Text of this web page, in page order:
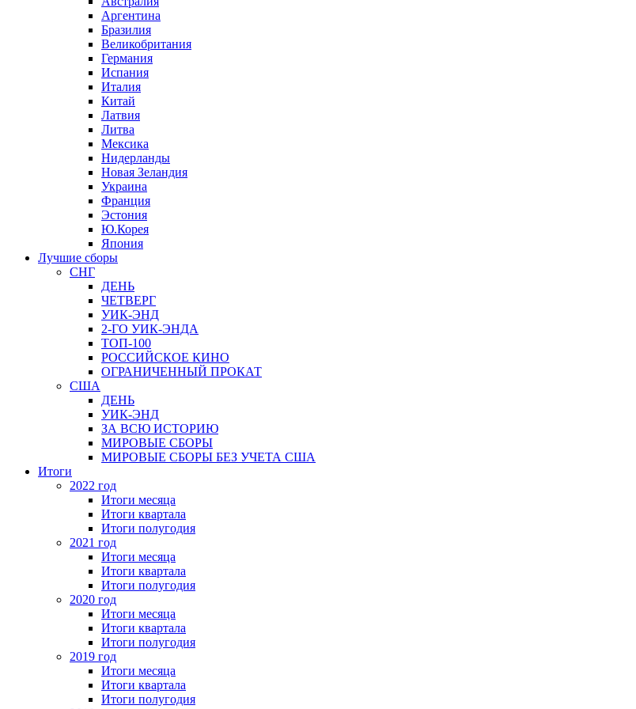
Аргентина
Бразилия
Великобритания
Германия
Испания
Италия
Китай
Латвия
Литва
Мексика
Нидерланды
Новая Зеландия
Украина
Франция
Эстония
Ю.Корея
Япония
Лучшие сборы
СНГ
ДЕНЬ
ЧЕТВЕРГ
УИК-ЭНД
2-ГО УИК-ЭНДА
ТОП-100
РОССИЙСКОЕ КИНО
ОГРАНИЧЕННЫЙ ПРОКАТ
США
ДЕНЬ
УИК-ЭНД
ЗА ВСЮ ИСТОРИЮ
МИРОВЫЕ СБОРЫ
МИРОВЫЕ СБОРЫ БЕЗ УЧЕТА США
Итоги
2022 год
Итоги месяца
Итоги квартала
Итоги полугодия
2021 год
Итоги месяца
Итоги квартала
Итоги полугодия
2020 год
Итоги месяца
Итоги квартала
Итоги полугодия
2019 год
Итоги месяца
Итоги квартала
Итоги полугодия